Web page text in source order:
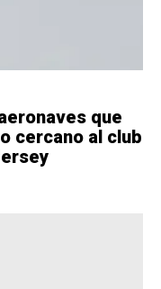
que
cercano al club